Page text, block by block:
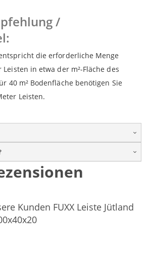
/
die erforderliche Menge
in etwa der m²-Fläche des
40 m² Bodenfläche benötigen Sie
Leisten.
Kunden FUXX Leiste Jütland